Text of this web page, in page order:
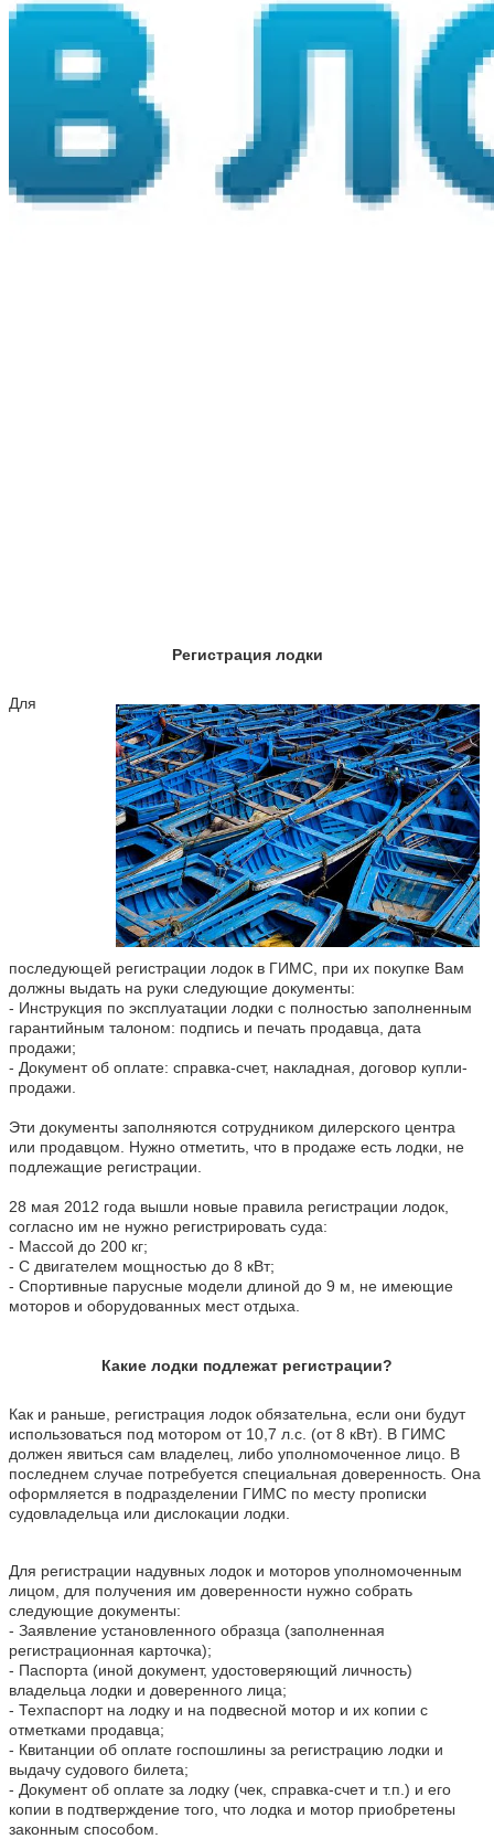
Регистрация лодки
Для
последующей регистрации лодок в ГИМС, при их покупке Вам
должны выдать на руки следующие документы:
- Инструкция по эксплуатации лодки с полностью заполненным
гарантийным талоном: подпись и печать продавца, дата
продажи;
- Документ об оплате: справка-счет, накладная, договор купли-
продажи.
Эти документы заполняются сотрудником дилерского центра
или продавцом. Нужно отметить, что в продаже есть лодки, не
подлежащие регистрации.
28 мая 2012 года вышли новые правила регистрации лодок,
согласно им не нужно регистрировать суда:
- Массой до 200 кг;
- С двигателем мощностью до 8 кВт;
- Спортивные парусные модели длиной до 9 м, не имеющие
моторов и оборудованных мест отдыха.
Какие лодки подлежат регистрации?
Как и раньше, регистрация лодок обязательна, если они будут
использоваться под мотором от 10,7 л.с. (от 8 кВт). В ГИМС
должен явиться сам владелец, либо уполномоченное лицо. В
последнем случае потребуется специальная доверенность. Она
оформляется в подразделении ГИМС по месту прописки
судовладельца или дислокации лодки.
Для регистрации надувных лодок и моторов уполномоченным
лицом, для получения им доверенности нужно собрать
следующие документы:
- Заявление установленного образца (заполненная
регистрационная карточка);
- Паспорта (иной документ, удостоверяющий личность)
владельца лодки и доверенного лица;
- Техпаспорт на лодку и на подвесной мотор и их копии с
отметками продавца;
- Квитанции об оплате госпошлины за регистрацию лодки и
выдачу судового билета;
- Документ об оплате за лодку (чек, справка-счет и т.п.) и его
копии в подтверждение того, что лодка и мотор приобретены
законным способом.